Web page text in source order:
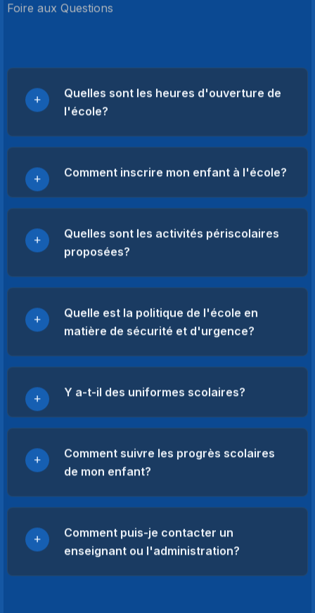
Foire aux Questions
Quelles sont les heures d'ouverture de
l'école?
Comment inscrire mon enfant à l'école?
Quelles sont les activités périscolaires
proposées?
Quelle est la politique de l'école en
matière de sécurité et d'urgence?
Y a-t-il des uniformes scolaires?
Comment suivre les progrès scolaires
de mon enfant?
Comment puis-je contacter un
enseignant ou l'administration?